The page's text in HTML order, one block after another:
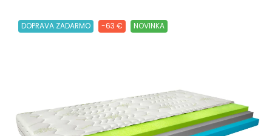
DOPRAVA ZADARMO -63 € NOVINKA